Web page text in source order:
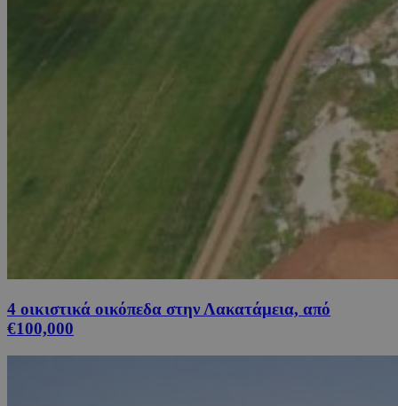
4 οικιστικά οικόπεδα στην Λακατάμεια, από
€100,000